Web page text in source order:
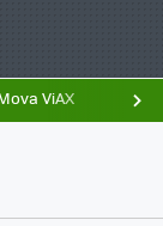
ViAX